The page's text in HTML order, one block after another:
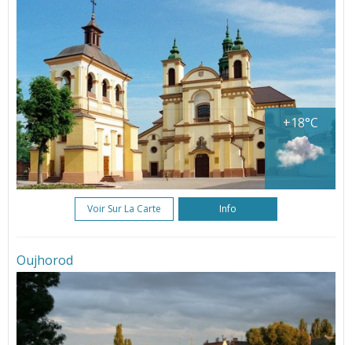
+18°C
Voir Sur La Carte Info
Oujhorod